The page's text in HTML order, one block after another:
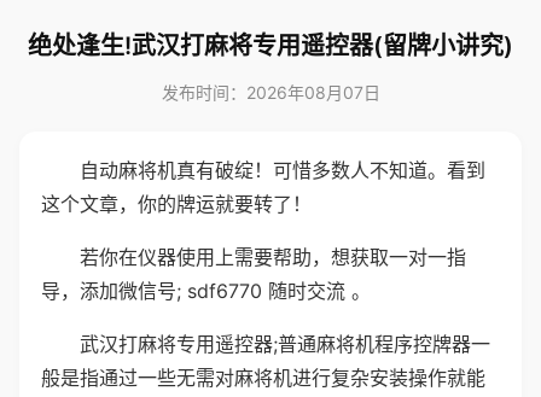
绝处逢生!武汉打麻将专用遥控器(留牌小讲究)
发布时间：2026年08月07日
自动麻将机真有破绽！可惜多数人不知道。看到
这个文章，你的牌运就要转了！
若你在仪器使用上需要帮助，想获取一对一指
导，添加微信号; sdf6770 随时交流 。
武汉打麻将专用遥控器;普通麻将机程序控牌器一
般是指通过一些无需对麻将机进行复杂安装操作就能